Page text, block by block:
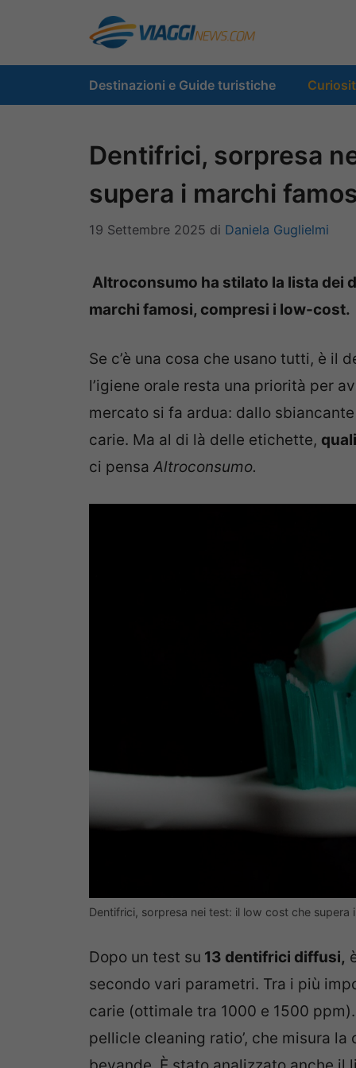
contenuto
Destinazioni e Guide turistiche
Dentifrici, sorpresa
supera i marchi
19 Settembre 2025 di Daniela Guglielmi
Altroconsumo ha stilato la lista dei
marchi famosi, compresi i low-cost.
Se c’è una cosa che usano tutti, è il
l’igiene orale resta una priorità per
mercato si fa ardua: dallo
carie. Ma al di là delle etichette,
ci pensa Altroconsumo.
Dentifrici, sorpresa nei test: il low cost che supera
Dopo un test su 13 dentifrici diffusi,
secondo vari parametri. Tra i più
carie (ottimale tra 1000 e 1500
pellicle cleaning ratio’, che misura